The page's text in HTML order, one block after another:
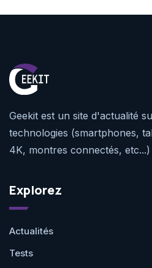
Geekit est un site d'actualité
technologies (smartphones,
4K, montres connectés, etc...)
Explorez
Actualités
Tests